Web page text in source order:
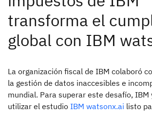
La organización fiscal de IBM colaboró
la gestión de datos inaccesibles e
mundial. Para superar este desafío, IBM
utilizar el estudio IBM watsonx.ai listo